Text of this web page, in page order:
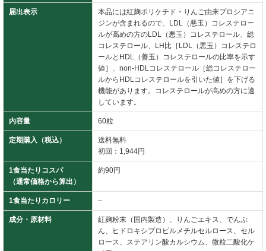
届出表示
本品には紅麹ポリケチド・りんご由来プロシアニ
ジンが含まれるので、LDL（悪玉）コレステロー
ルが高めの方のLDL（悪玉）コレステロール、総
コレステロール、LH比［LDL（悪玉）コレステロ
ールとHDL（善玉）コレステロールの比率を示す
値］、non-HDLコレステロール［総コレステロー
ルからHDLコレステロールを引いた値］を下げる
機能があります。コレステロールが高めの方に適
しています。
内容量 60粒
定期購入（税込）
送料無料
初回：1,944円
1食当たりコスパ
（通常価格から算出）
約90円
1食当たりカロリー –
成分・原材料
紅麹粉末（国内製造）、りんごエキス、でんぷ
ん、ヒドロキシプロピルメチルセルロース、セル
ロース、ステアリン酸カルシウム、微粒二酸化ケ